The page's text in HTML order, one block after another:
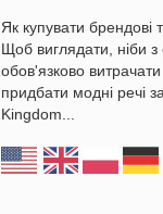
Як купувати брендові
Щоб виглядати, ніби
обов'язково
придбати модні речі
Kingdom...